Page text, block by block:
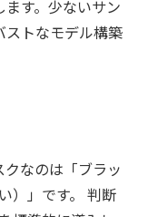
す。少ないサン
ストなモデル構築
なのは「ブラッ
）」です。 判断